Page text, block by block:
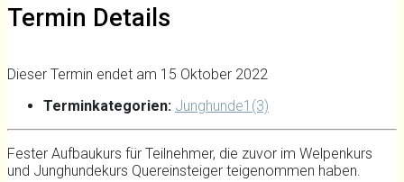
Termin Details
Dieser Termin endet am 15 Oktober 2022
Terminkategorien: Junghunde1(3)
Fester Aufbaukurs für Teilnehmer, die zuvor im Welpenkurs
und Junghundekurs Quereinsteiger teigenommen haben.